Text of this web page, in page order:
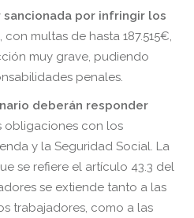
sancionada por infringir los
, con multas de hasta 187.515€,
muy grave, pudiendo
penales.
deberán responder
obligaciones con los
y la Seguridad Social. La
se refiere el artículo 43.3 del
se extiende tanto a las
trabajadores, como a las